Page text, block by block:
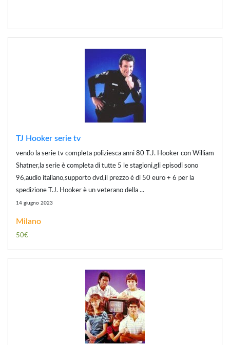
TJ Hooker serie tv
vendo la serie tv completa poliziesca anni 80 T.J. Hooker con William
Shatner,la serie è completa di tutte 5 le stagioni,gli episodi sono
96,audio italiano,supporto dvd,il prezzo è di 50 euro + 6 per la
spedizione T.J. Hooker è un veterano della ...
14 giugno 2023
Milano
50€